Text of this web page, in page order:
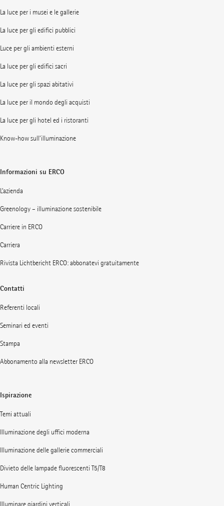
La luce per i musei e le gallerie
La luce per gli edifici pubblici
Luce per gli ambienti esterni
La luce per gli edifici sacri
La luce per gli spazi abitativi
La luce per il mondo degli acquisti
La luce per gli hotel ed i ristoranti
Know-how sull’illuminazione
Informazioni su ERCO
L’azienda
Greenology – illuminazione sostenibile
Carriere in ERCO
Carriera
Rivista Lichtbericht ERCO: abbonatevi gratuitamente
Contatti
Referenti locali
Seminari ed eventi
Stampa
Abbonamento alla newsletter ERCO
Ispirazione
Temi attuali
Illuminazione degli uffici moderna
Illuminazione delle gallerie commerciali
Divieto delle lampade fluorescenti T5/T8
Human Centric Lighting
Illuminare giardini verticali